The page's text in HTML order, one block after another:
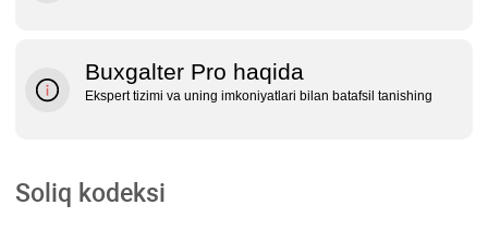
Buxgalter Pro haqida
Ekspert tizimi va uning imkoniyatlari bilan batafsil tanishing
Soliq kodeksi